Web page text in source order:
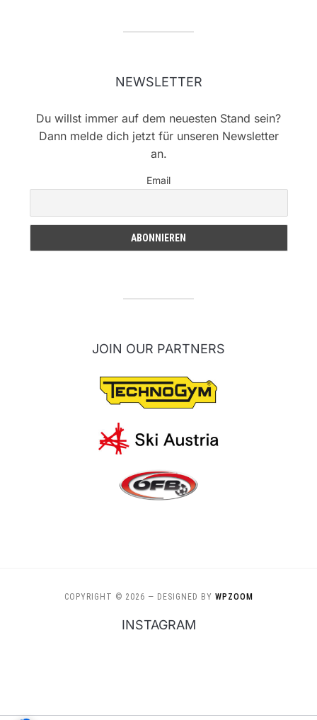
NEWSLETTER
Du willst immer auf dem neuesten Stand sein?
Dann melde dich jetzt für unseren Newsletter
an.
Email
JOIN OUR PARTNERS
COPYRIGHT © 2026 — DESIGNED BY WPZOOM
INSTAGRAM